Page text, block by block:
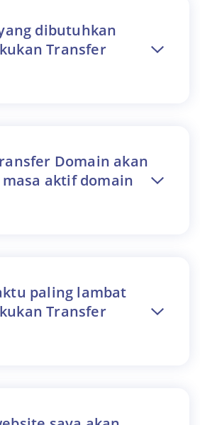
dibutuhkan
Transfer
Domain akan
aktif domain
paling lambat
Transfer